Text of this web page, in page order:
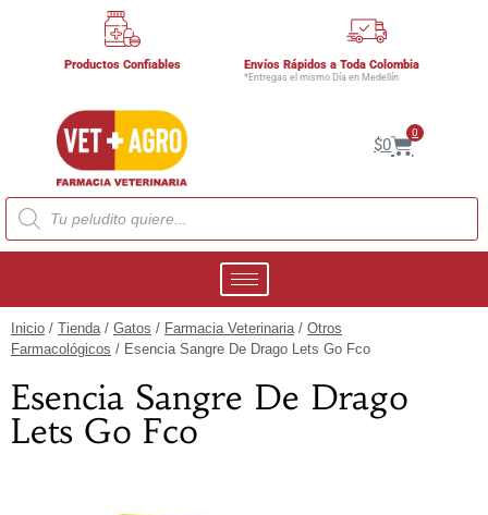
Productos Confiables Envíos Rápidos a Toda Colombia
*Entregas el mismo Día en Medellín
$0
0
Inicio / Tienda/ Gatos / Farmacia Veterinaria/ Otros
Farmacológicos / Esencia Sangre De Drago Lets Go Fco
Esencia Sangre De Drago
Lets Go Fco